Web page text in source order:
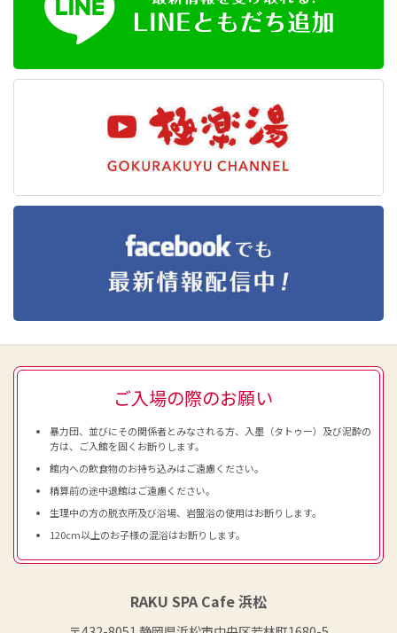
ご入場の際のお願い
暴力団、並びにその関係者とみなされる方、入墨（タトゥー）及び泥酔の
方は、ご入館を固くお断りします。
館内への飲食物のお持ち込みはご遠慮ください。
精算前の途中退館はご遠慮ください。
生理中の方の脱衣所及び浴場、岩盤浴の使用はお断りします。
120cm以上のお子様の混浴はお断りします。
RAKU SPA Cafe 浜松